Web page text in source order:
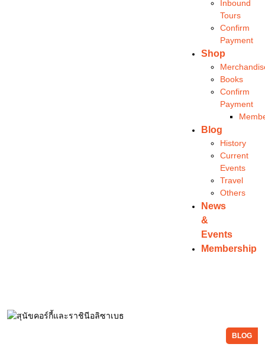
Inbound
Tours
Confirm
Payment
Shop
Books
Confirm
Payment
Blog
History
Current
Events
Travel
Others
News
&
Events
Membership
BLOG